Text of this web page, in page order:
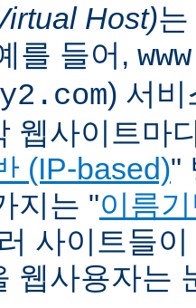
Host)
를 들어,
) 서비
웹사이트마
(IP-based)"
지는 "이름
사이트들
웹사용자는